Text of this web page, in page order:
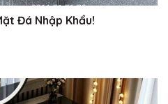
Đá Nhập Khẩu!